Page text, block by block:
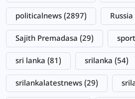
politicalnews (2897) Russia
Sajith Premadasa (29)
sri lanka (81) srilanka (54)
srilankalatestnews (29)